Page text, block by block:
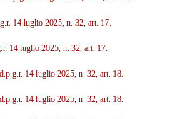
14 luglio 2025, n. 32, art. 17.
14 luglio 2025, n. 32, art. 17.
d.p.g.r. 14 luglio 2025, n. 32, art. 18.
d.p.g.r. 14 luglio 2025, n. 32, art. 18.